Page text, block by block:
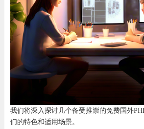
我们将深入探讨几个备受推崇的免费国外
们的特色和适用场景。